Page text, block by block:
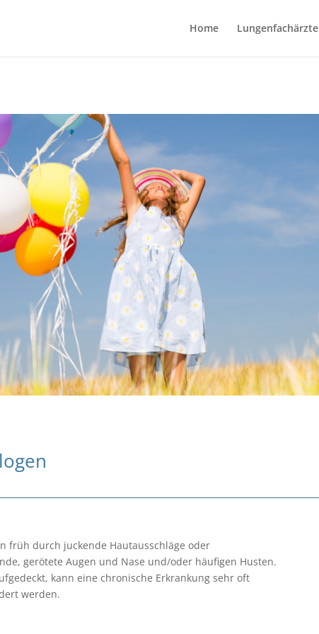
Home Lungenfachärzte
früh durch juckende Hautausschläge oder
gerötete Augen und Nase und/oder häufigen Husten.
kann eine chronische Erkrankung sehr oft
werden.